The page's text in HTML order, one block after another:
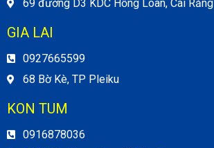
69 đường D3 KDC Hồng Loan, Cái Răng
GIA LAI
0927665599
68 Bờ Kè, TP Pleiku
KON TUM
0916878036